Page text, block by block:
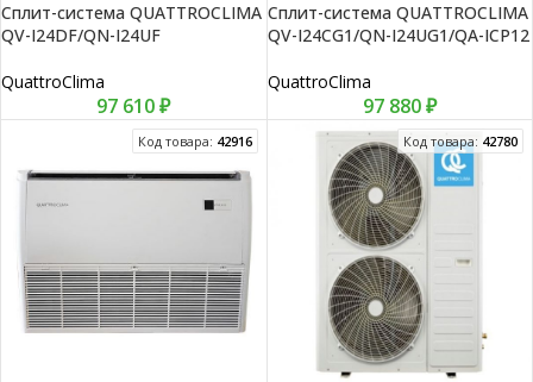
Сплит-система QUATTROCLIMA
QV-I24DF/QN-I24UF
QuattroClima
97 610₽
Сплит-система QUATTROCLIMA
QV-I24CG1/QN-I24UG1/QA-ICP12
QuattroClima
97 880₽
Код товара: 42916 Код товара: 42780